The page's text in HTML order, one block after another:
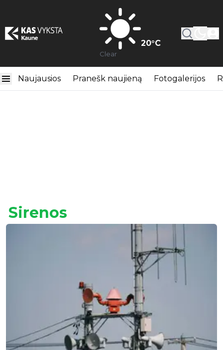
20°C
Clear
Naujausios Pranešk naujieną Fotogalerijos
Sirenos